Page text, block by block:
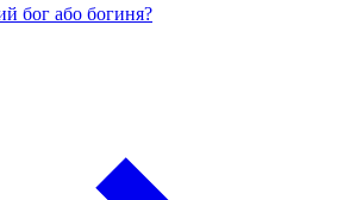
бог або богиня?